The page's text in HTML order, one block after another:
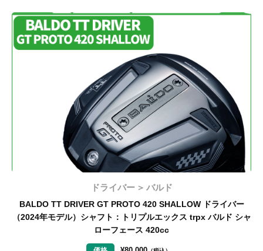
ドライバー バルド
BALDO TT DRIVER GT PROTO 420 SHALLOW ドライバー
（2024年モデル）シャフト：トリプルエックス trpx バルド シャ
ローフェース 420cc